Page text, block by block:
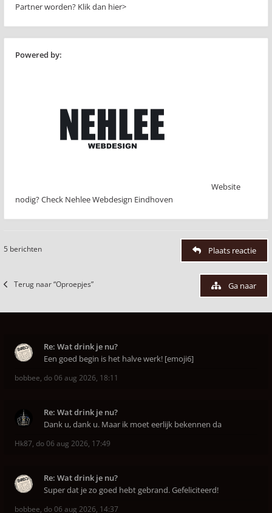
Partner worden? Klik dan hier>
Powered by:
Website
nodig? Check Nehlee Webdesign Eindhoven
5 berichten Plaats reactie
Terug naar “Oproepjes” Ga naar
Re: Wat drink je nu?
Een goed begin is het halve werk! [emoji6]
bobbee, do 06 aug 2026, 18:11
Re: Wat drink je nu?
Dank u, dank u. Maar ik moet eerlijk bekennen da
Hk87, do 06 aug 2026, 17:49
Re: Wat drink je nu?
Super dat je zo goed hebt gebrand. Gefeliciteerd!
bobbee, do 06 aug 2026, 14:37